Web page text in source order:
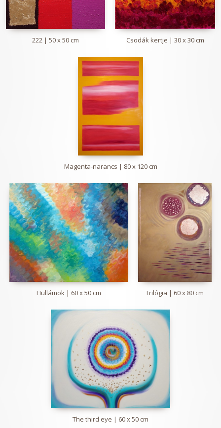
222 | 50 x 50 cm Csodák kertje | 30 x 30 cm
Magenta-narancs | 80 x 120 cm
Hullámok | 60 x 50 cm Trilógia | 60 x 80 cm
The third eye | 60 x 50 cm